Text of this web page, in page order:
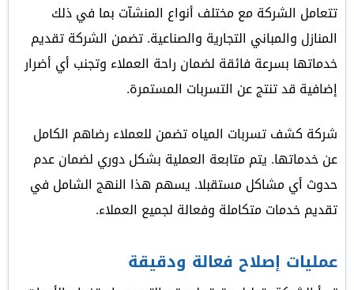
تتعامل الشركة مع مختلف أنواع المنشآت بما في ذلك
المنازل والمباني التجارية والصناعية. تضمن الشركة تقديم
خدماتها بسرعة فائقة لضمان راحة العملاء وتجنب أي أضرار
إضافية قد تنتج عن التسربات المستمرة.
شركة كشف تسربات المياه تضمن للعملاء رضاهم الكامل
عن خدماتها. يتم متابعة العملية بشكل دوري لضمان عدم
حدوث أي مشاكل مستقبلا. يسهم هذا النهج الشامل في
تقديم خدمات متكاملة وفعالة لجميع العملاء.
عمليات إصلاح فعالة ودقيقة